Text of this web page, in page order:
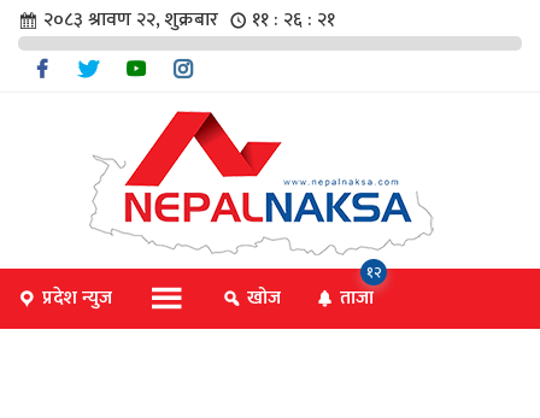
२०८३ श्रावण २२, शुक्रबार ११ : २६ : २१
प्रदेश न्युज खोज ताजा
१२